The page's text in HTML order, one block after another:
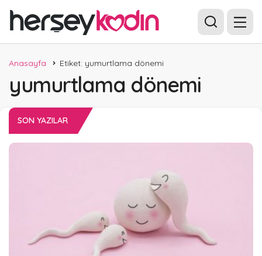
Anasayfa Etiket: yumurtlama dönemi
yumurtlama dönemi
SON YAZILAR